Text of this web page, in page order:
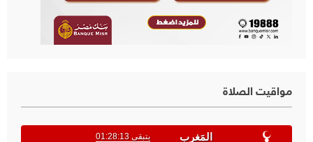
مواقيت الصلاة